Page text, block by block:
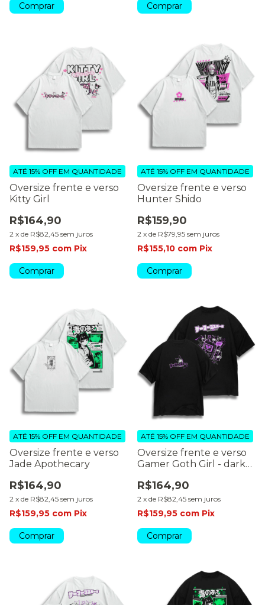
Comprar Comprar
Oversize frente e verso
Kitty Girl
R$164,90
2 x de R$82,45 sem juros
ATÉ 15% OFF EM QUANTIDADE
R$159,95 com Pix
Comprar
Oversize frente e verso
Hunter Shido
R$159,90
2 x de R$79,95 sem juros
ATÉ 15% OFF EM QUANTIDADE
R$155,10 com Pix
Comprar
Oversize frente e verso
Jade Apothecary
R$164,90
2 x de R$82,45 sem juros
ATÉ 15% OFF EM QUANTIDADE
R$159,95 com Pix
Comprar
Oversize frente e verso
Gamer Goth Girl - dark
R$164,90
2 x de R$82,45 sem juros
ATÉ 15% OFF EM QUANTIDADE
R$159,95 com Pix
Comprar